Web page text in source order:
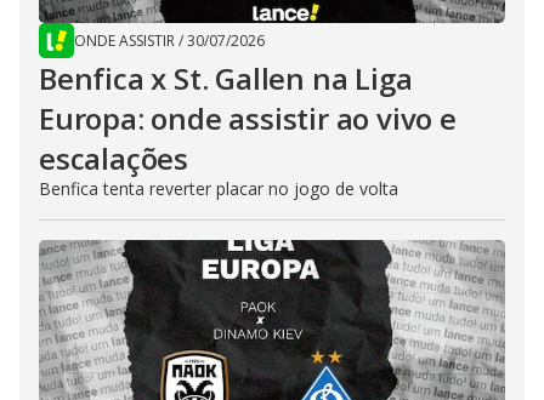
ONDE ASSISTIR/30/07/2026
Benfica x St. Gallen na Liga
Europa: onde assistir ao vivo e
escalações
Benfica tenta reverter placar no jogo de volta